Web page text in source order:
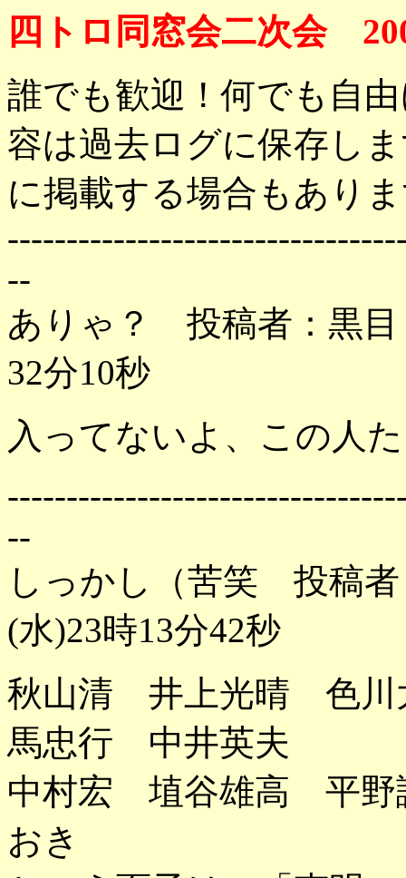
四トロ同窓会二次会
誰でも歓迎！何でも自
容は過去ログに保存し
に掲載する場合もあり
--
ありゃ？ 投稿者：黒
32分10秒
入ってないよ、この人
--
しっかし（苦笑 投稿
(水)23時13分42秒
秋山清 井上光晴 色
馬忠行 中井英夫
中村宏 埴谷雄高 平
おき